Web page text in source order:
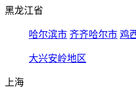
黑龙江省
哈尔滨市 齐齐哈尔市 鸡
大兴安岭地区
上海